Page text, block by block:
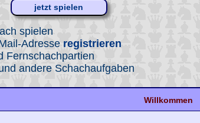
jetzt spielen
spielen
Adresse registrieren
Fernschachpartien
andere Schachaufgaben
Willkommen